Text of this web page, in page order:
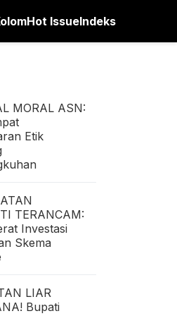
Hot IssueIndeks
MORAL ASN:
Etik
TERANCAM:
Investasi
Skema
LIAR
Bupati